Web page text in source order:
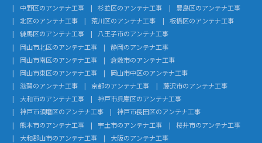
中野区のアンテナ工事
杉並区のアンテナ工事
豊島区のアンテナ工事
北区のアンテナ工事
荒川区のアンテナ工事
板橋区のアンテナ工事
練馬区のアンテナ工事
八王子市のアンテナ工事
岡山市北区のアンテナ工事
静岡のアンテナ工事
岡山市南区のアンテナ工事
倉敷市のアンテナ工事
岡山市東区のアンテナ工事
岡山市中区のアンテナ工事
滋賀のアンテナ工事
京都のアンテナ工事
藤沢市のアンテナ工事
大和市のアンテナ工事
神戸市兵庫区のアンテナ工事
神戸市須磨区のアンテナ工事
神戸市長田区のアンテナ工事
熊本市のアンテナ工事
宇土市のアンテナ工事
桜井市のアンテナ工事
大和郡山市のアンテナ工事
大阪のアンテナ工事